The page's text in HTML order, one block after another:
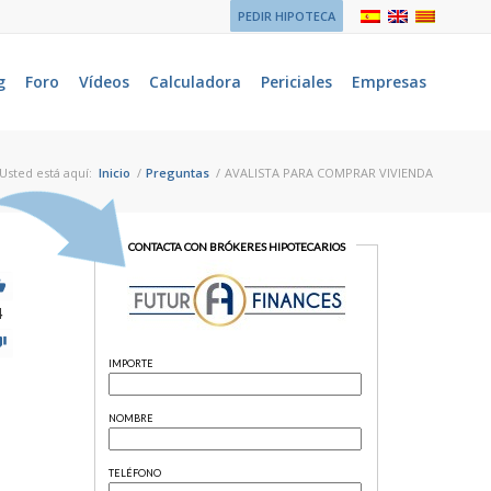
PEDIR HIPOTECA
Foro Vídeos Calculadora Periciales Empresas
Usted está aquí: Inicio / Preguntas / AVALISTA PARA COMPRAR VIVIENDA